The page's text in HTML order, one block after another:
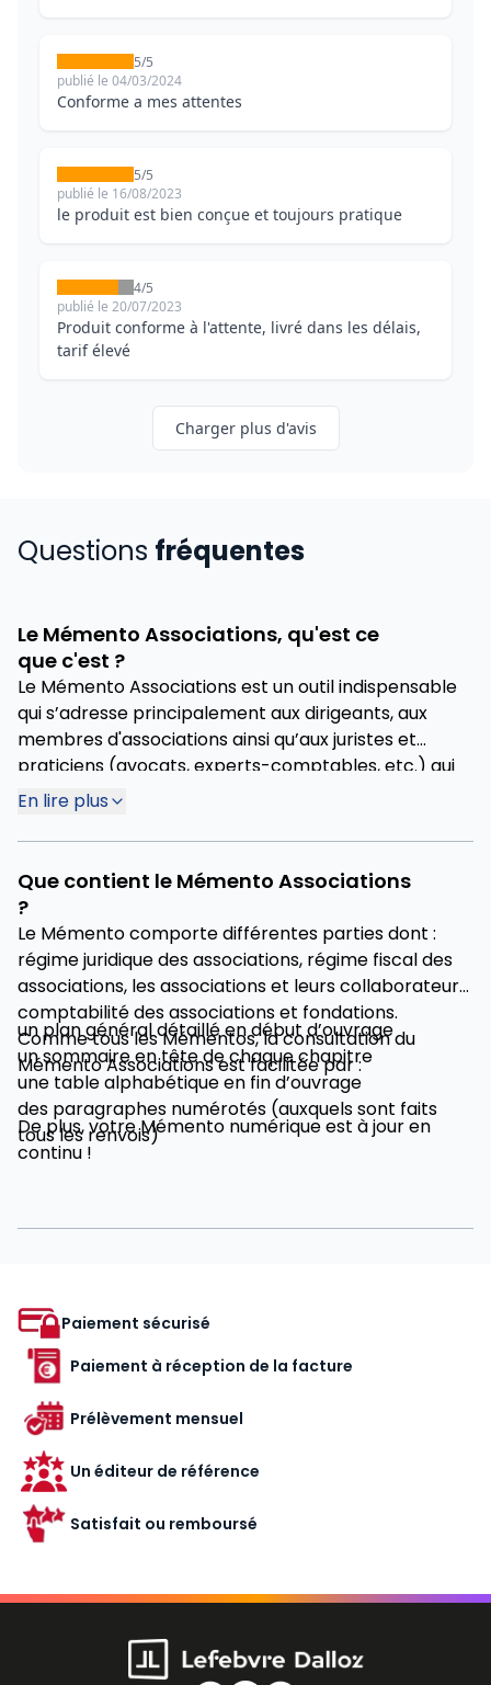
5/5
publié le 04/03/2024
Conforme a mes attentes
5/5
publié le 16/08/2023
le produit est bien conçue et toujours pratique
4/5
publié le 20/07/2023
Produit conforme à l'attente, livré dans les délais,
tarif élevé
Charger plus d'avis
Questions fréquentes
Le Mémento Associations, qu'est ce
que c'est ?
Le Mémento Associations est un outil indispensable
qui s’adresse principalement aux dirigeants, aux
membres d'associations ainsi qu’aux juristes et
praticiens (avocats, experts-comptables, etc.) qui
les conseillent. Il fournit une vue complète et
détaillée des lois et règlements concernant les
associations. Ce guide pratique et pluridisciplinaire
facile à utiliser aspire à apporter une documentation
adaptée aux besoins dans l’ensemble des secteurs
juridiques, de la fiscalité, du droit social ou de la
réglementation comptable.
En lire plus
Que contient le Mémento Associations
?
Le Mémento comporte différentes parties dont :
régime juridique des associations, régime fiscal des
associations, les associations et leurs collaborateurs,
comptabilité des associations et fondations.
Comme tous les Mémentos, la consultation du
Mémento Associations est facilitée par :
un plan général détaillé en début d’ouvrage
un sommaire en tête de chaque chapitre
une table alphabétique en fin d’ouvrage
des paragraphes numérotés (auxquels sont faits
tous les renvois)
De plus, votre Mémento numérique est à jour en
continu !
Paiement sécurisé
Paiement à réception de la facture
Prélèvement mensuel
Un éditeur de référence
Satisfait ou remboursé